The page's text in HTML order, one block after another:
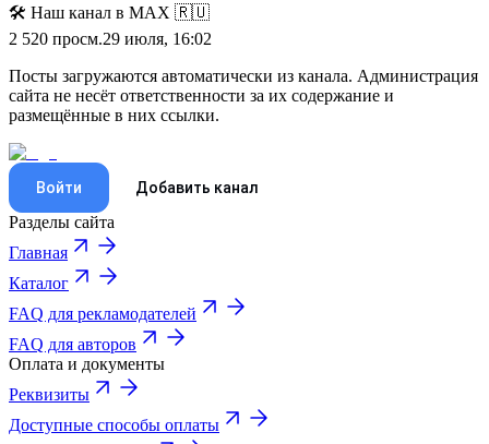
🛠 Наш канал в МАХ 🇷🇺
2 520 просм.29 июля, 16:02
Посты загружаются автоматически из канала. Администрация
сайта не несёт ответственности за их содержание и
размещённые в них ссылки.
Войти Добавить канал
Разделы сайта
Главная
Каталог
FAQ для рекламодателей
FAQ для авторов
Оплата и документы
Реквизиты
Доступные способы оплаты